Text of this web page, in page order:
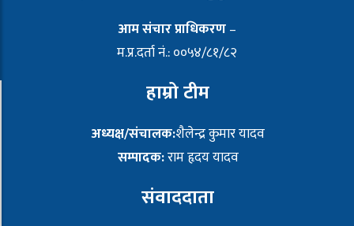
आम संचार प्राधिकरण–
म.प्र.दर्ता नं.: ००५४/८१/८२
हाम्रो टीम
अध्यक्ष/संचालक:शैलेन्द्र कुमार यादव
सम्पादक:राम हृदय यादव
संवाददाता